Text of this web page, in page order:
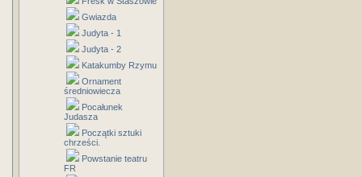
Gwiazda
Judyta - 1
Judyta - 2
Katakumby Rzymu
Ornament
średniowiecza
Pocałunek
Judasza
Początki sztuki
chrześci.
Powstanie teatru
FR